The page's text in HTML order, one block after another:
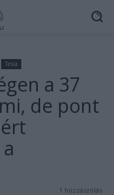
Tesla
a 37
de pont
1 hozzászólás